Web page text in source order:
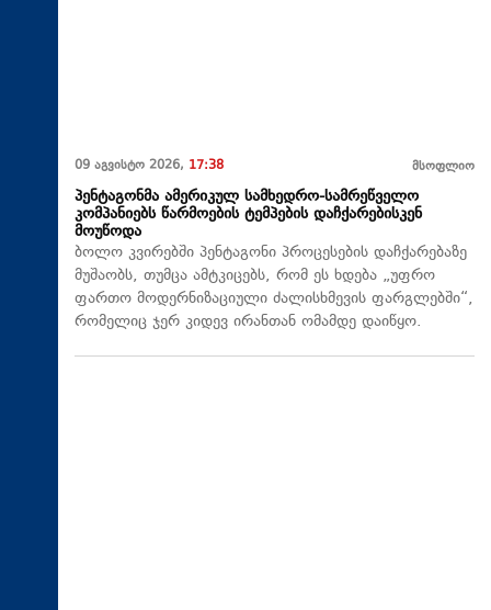
09 აგვისტო 2026, 17:38 მსოფლიო
პენტაგონმა ამერიკულ სამხედრო-სამრეწველო
კომპანიებს წარმოების ტემპების დაჩქარებისკენ
მოუწოდა
ბოლო კვირებში პენტაგონი პროცესების დაჩქარებაზე
მუშაობს, თუმცა ამტკიცებს, რომ ეს ხდება „უფრო
ფართო მოდერნიზაციული ძალისხმევის ფარგლებში“,
რომელიც ჯერ კიდევ ირანთან ომამდე დაიწყო.